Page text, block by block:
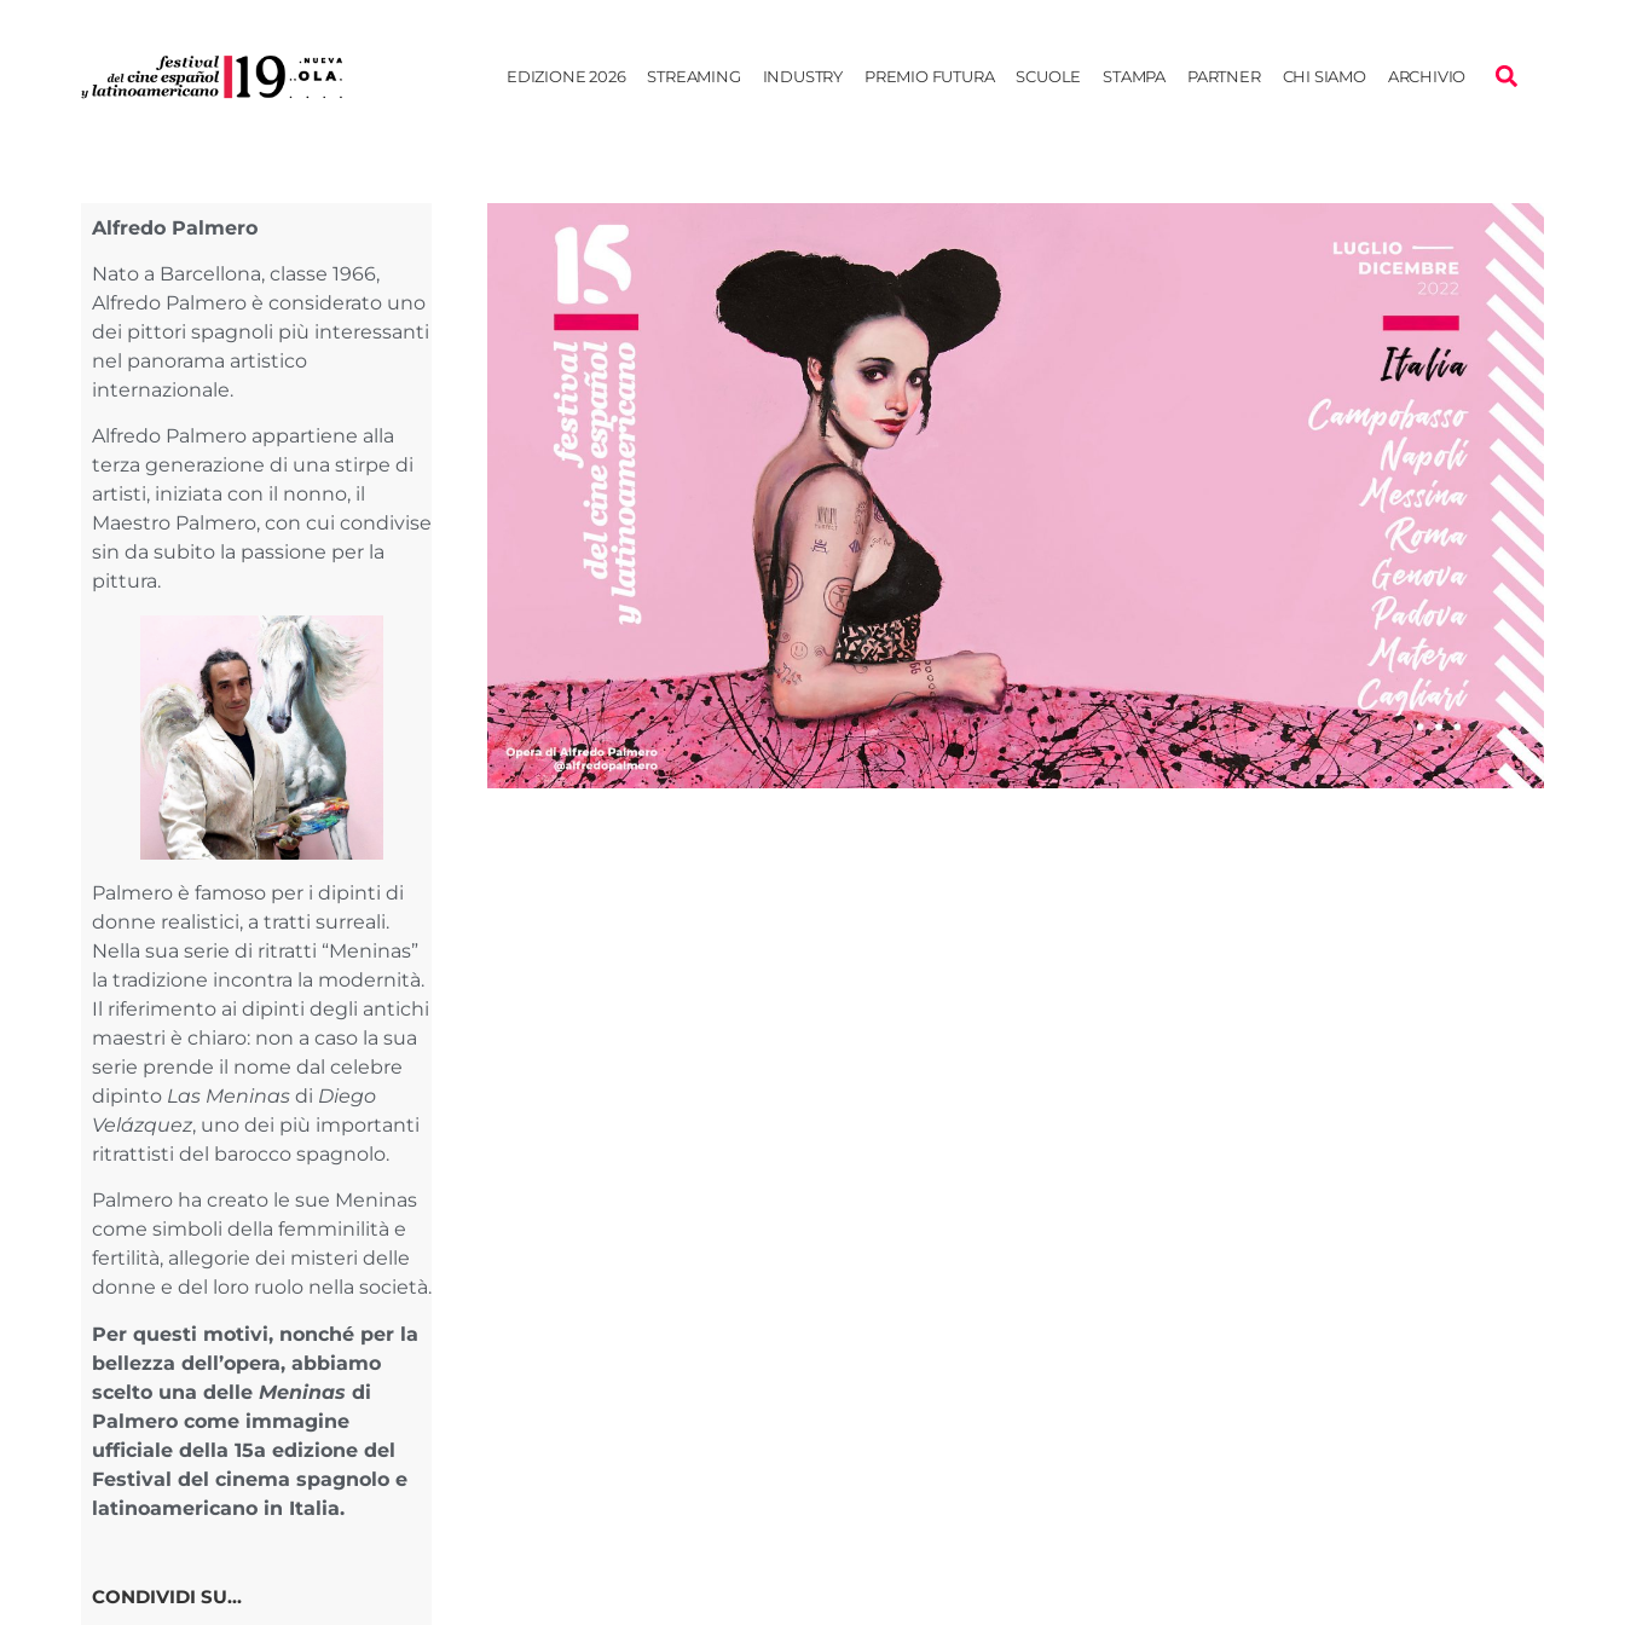
EDIZIONE 2026 STREAMING INDUSTRY PREMIO FUTURA SCUOLE STAMPA PARTNER CHI SIAMO ARCHIVIO
Alfredo Palmero
Nato a Barcellona, classe 1966,
Alfredo Palmero è considerato uno
dei pittori spagnoli più interessanti
nel panorama artistico
internazionale.
Alfredo Palmero appartiene alla
terza generazione di una stirpe di
artisti, iniziata con il nonno, il
Maestro Palmero, con cui condivise
sin da subito la passione per la
pittura.
Palmero è famoso per i dipinti di
donne realistici, a tratti surreali.
Nella sua serie di ritratti “Meninas”
la tradizione incontra la modernità.
Il riferimento ai dipinti degli antichi
maestri è chiaro: non a caso la sua
serie prende il nome dal celebre
dipinto Las Meninasdi Diego
Velázquez, uno dei più importanti
ritrattisti del barocco spagnolo.
Palmero ha creato le sue Meninas
come simboli della femminilità e
fertilità, allegorie dei misteri delle
donne e del loro ruolo nella società.
Per questi motivi, nonché per la
bellezza dell’opera, abbiamo
scelto una delle Meninas di
Palmero come immagine
ufficiale della 15a edizione del
Festival del cinema spagnolo e
latinoamericano in Italia.
CONDIVIDI SU...